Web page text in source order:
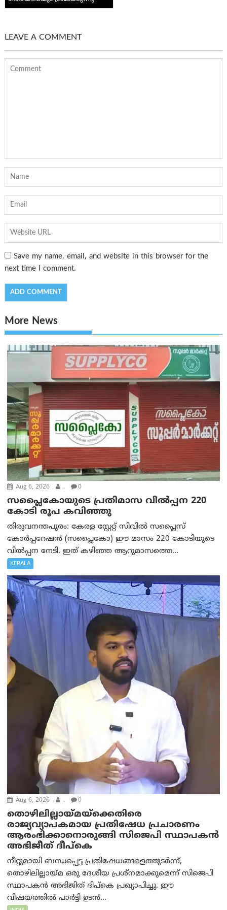
LEAVE A COMMENT
Save my name, email, and website in this browser for the
next time I comment.
More News
Aug 6, 2026 . 0
സപ്ലൈകോയുടെ പ്രതിമാസ വിൽപ്പന 220
കോടി രൂപ കവിഞ്ഞു
തിരുവനന്തപുരം: കേരള സ്റ്റേറ്റ് സിവിൽ സപ്ലൈസ്
കോർപ്പറേഷൻ (സപ്ലൈകോ) ഈ മാസം 220 കോടിയുടെ
വിൽപ്പന നേടി. ഇത് കഴിഞ്ഞ ആറുമാസത്തെ...
KERALA
Aug 6, 2026 . 0
തൊഴിലില്ലായ്മയ്ക്കെതിരെ
രാജ്യവ്യാപകമായ പ്രതിഷേധ പ്രചാരണം
ആരംഭിക്കാനൊരുങ്ങി സിജെപി സ്ഥാപകന്‍
അഭിജീത് ദീപ്കെ
നീറ്റുമായി ബന്ധപ്പെട്ട പ്രതിഷേധങ്ങളെത്തുടർന്ന്,
തൊഴിലില്ലായ്മ ഒരു ദേശീയ പ്രശ്നമാക്കുമെന്ന് സിജെപി
സ്ഥാപകൻ അഭിജിത് ദിപ്കെ പ്രഖ്യാപിച്ചു. ഈ
വിഷയത്തിൽ പാർട്ടി ഉടൻ...